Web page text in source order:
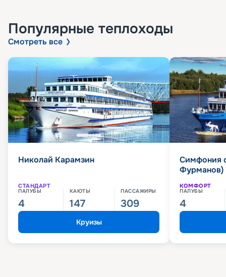
Популярные теплоходы
Смотреть все
Николай Карамзин
СТАНДАРТ
ПАЛУБЫ
4
КАЮТЫ
147
ПАССАЖИРЫ
309
Круизы
Симфония
Фурманов)
КОМФОРТ
ПАЛУБЫ
4